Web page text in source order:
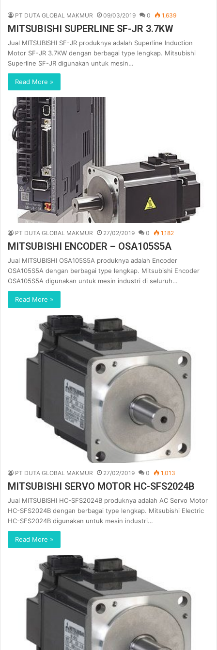
PT DUTA GLOBAL MAKMUR 09/03/2019 0 1,639
MITSUBISHI SUPERLINE SF-JR 3.7KW
Jual MITSUBISHI SF-JR produknya adalah Superline Induction
Motor SF-JR 3.7KW dengan berbagai type lengkap. Mitsubishi
Superline SF-JR digunakan untuk mesin…
Read More »
PT DUTA GLOBAL MAKMUR 27/02/2019 0 1,182
MITSUBISHI ENCODER – OSA105S5A
Jual MITSUBISHI OSA105S5A produknya adalah Encoder
OSA105S5A dengan berbagai type lengkap. Mitsubishi Encoder
OSA105S5A digunakan untuk mesin industri di seluruh…
Read More »
PT DUTA GLOBAL MAKMUR 27/02/2019 0 1,013
MITSUBISHI SERVO MOTOR HC-SFS2024B
Jual MITSUBISHI HC-SFS2024B produknya adalah AC Servo Motor
HC-SFS2024B dengan berbagai type lengkap. Mitsubishi Electric
HC-SFS2024B digunakan untuk mesin industri…
Read More »